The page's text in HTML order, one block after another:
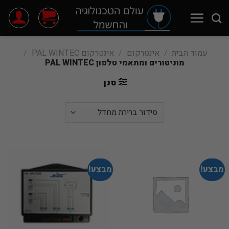
עמוד הבית / אינטרקום / אינטרקום PAL WINTEC /
מוניטורים ומתאמי טלפון PAL WINTEC
סנן
מבצע! מבצע!